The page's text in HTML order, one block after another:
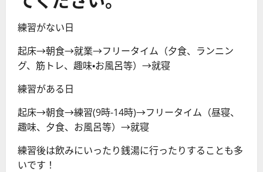
練習がない日
起床→朝食→就業→フリータイム（夕食、ランニン
グ、筋トレ、趣味・お風呂等）→就寝
練習がある日
起床→朝食→練習(9時-14時)→フリータイム（昼寝、
趣味、夕食、お風呂等）→就寝
練習後は飲みにいったり銭湯に行ったりすることも多
いです！